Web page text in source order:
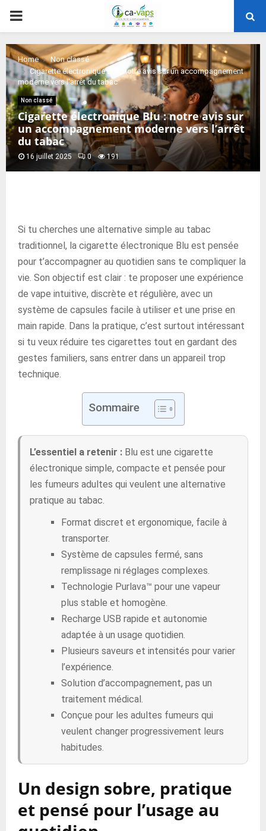
PRIMARY
MENU
Home
Non classé
Cigarette électronique Blu : notre avis sur un accompagnement
moderne vers l’arrêt du tabac
Non classé
Cigarette électronique Blu : notre avis sur
un accompagnement moderne vers l’arrêt
du tabac
16 juillet 2025 0 191
Si tu cherches une alternative simple au tabac
traditionnel, la cigarette électronique Blu est pensée
pour t’accompagner au quotidien sans te compliquer la
vie. Son objectif est clair : te proposer une expérience
de vape intuitive, discrète et régulière, avec un
système de capsules facile à utiliser et une prise en
main rapide. Dans la pratique, c’est surtout intéressant
si tu veux réduire tes cigarettes tout en gardant des
gestes familiers, sans entrer dans un appareil trop
technique.
Sommaire
L’essentiel a retenir : Blu est une cigarette
électronique simple, compacte et pensée pour
les fumeurs adultes qui veulent une alternative
pratique au tabac.
Format discret et ergonomique, facile à
transporter.
Système de capsules fermé, sans
remplissage ni réglages complexes.
Technologie Purlava™ pour une vapeur
plus stable et homogène.
Recharge USB rapide et autonomie
adaptée à un usage quotidien.
Plusieurs saveurs et intensités pour varier
l’expérience.
Solution d’accompagnement, pas un
traitement médical.
Conçue pour les adultes fumeurs qui
veulent changer progressivement leurs
habitudes.
Un design sobre, pratique
et pensé pour l’usage au